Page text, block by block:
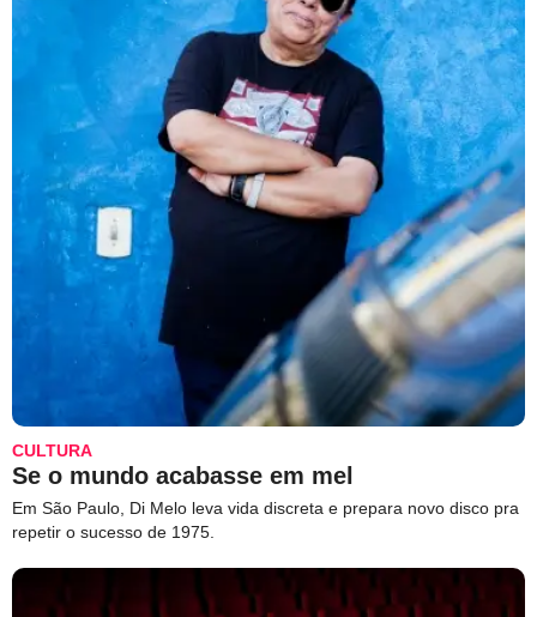
CULTURA
Se o mundo acabasse em mel
Em São Paulo, Di Melo leva vida discreta e prepara novo disco pra
repetir o sucesso de 1975.